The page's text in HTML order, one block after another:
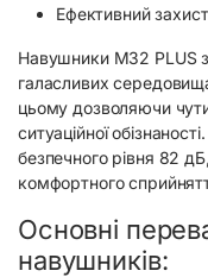
Ефективний
Навушники M32 PLUS
галасливих
цьому дозволяючи
ситуаційної
безпечного рівня 82
комфортного
Основні
навушників: